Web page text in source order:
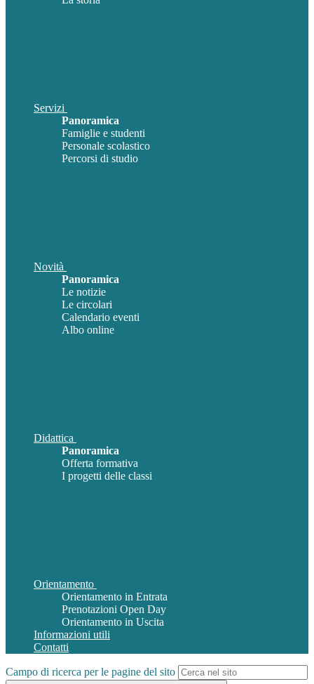
Servizi
Panoramica
Famiglie e studenti
Personale scolastico
Percorsi di studio
Novità
Panoramica
Le notizie
Le circolari
Calendario eventi
Albo online
Didattica
Panoramica
Offerta formativa
I progetti delle classi
Orientamento
Orientamento in Entrata
Prenotazioni Open Day
Orientamento in Uscita
Informazioni utili
Contatti
Campo di ricerca per le pagine del sito